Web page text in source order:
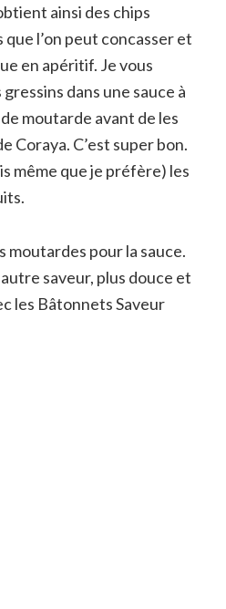
ainsi des chips
l’on peut concasser et
en apéritif. Je vous
dans une sauce à
moutarde avant de les
Coraya. C’est super bon.
même que je préfère) les
moutardes pour la sauce.
saveur, plus douce et
les Bâtonnets Saveur